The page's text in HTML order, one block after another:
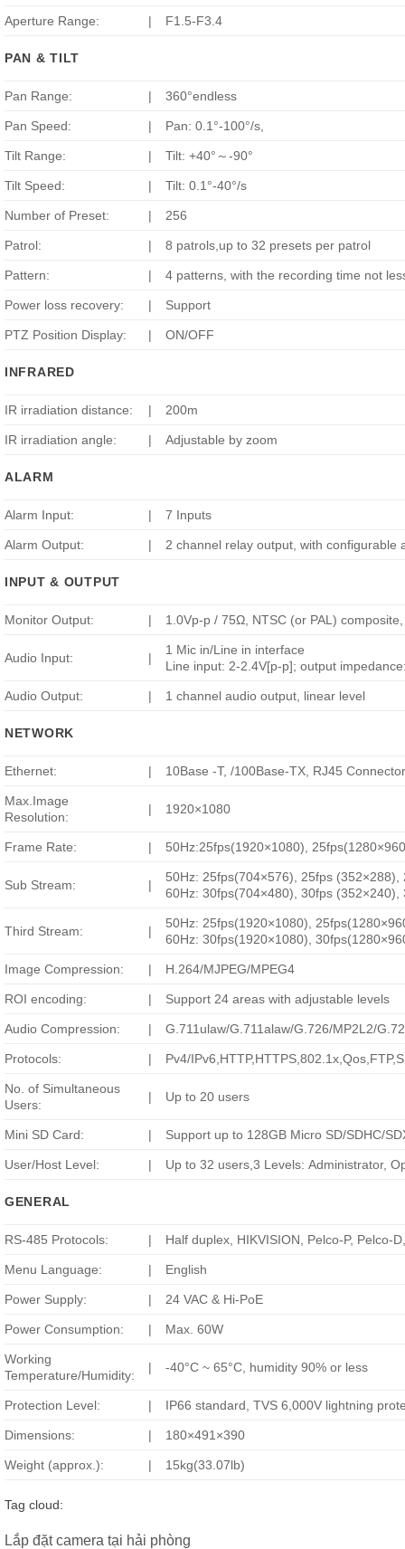
Aperture Range: | F1.5-F3.4
PAN & TILT
Pan Range: | 360°endless
Pan Speed: | Pan: 0.1°-100°/s,
Tilt Range: | Tilt: +40°～-90°
Tilt Speed: | Tilt: 0.1°-40°/s
Number of Preset: | 256
Patrol: | 8 patrols,up to 32 presets per patrol
Pattern: | 4 patterns, with the recording time not
Power loss recovery: | Support
PTZ Position Display: | ON/OFF
INFRARED
IR irradiation distance: | 200m
IR irradiation angle: | Adjustable by zoom
ALARM
Alarm Input: | 7 Inputs
Alarm Output: | 2 channel relay output, with configurable
INPUT & OUTPUT
Monitor Output: | 1.0Vp-p / 75Ω, NTSC (or PAL)
Audio Input: |
1 Mic in/Line in interface
Line input: 2-2.4V[p-p]; output
Audio Output: | 1 channel audio output, linear level
NETWORK
Ethernet: | 10Base -T, /100Base-TX, RJ45
Max.Image
Resolution:
| 1920×1080
Frame Rate: | 50Hz:25fps(1920×1080),
Sub Stream: |
50Hz: 25fps(704×576), 25fps (352×288),
60Hz: 30fps(704×480), 30fps (352×240),
Third Stream: |
50Hz: 25fps(1920×1080),
60Hz: 30fps(1920×1080),
Image Compression: | H.264/MJPEG/MPEG4
ROI encoding: | Support 24 areas with adjustable levels
Audio Compression: | G.711ulaw/G.711alaw/G.726/MP2L2/
Protocols: | Pv4/
No. of Simultaneous
Users:
| Up to 20 users
Mini SD Card: | Support up to 128GB Micro SD/SDHC/
User/Host Level: | Up to 32 users,3 Levels: Administrator,
GENERAL
RS-485 Protocols: | Half duplex, HIKVISION, Pelco-P, Pelco-
Menu Language: | English
Power Supply: | 24 VAC & Hi-PoE
Power Consumption: | Max. 60W
Working
Temperature/Humidity:
| -40°C ~ 65°C, humidity 90% or less
Protection Level: | IP66 standard, TVS 6,000V lightning
Dimensions: | 180×491×390
Weight (approx.): | 15kg(33.07lb)
Tag cloud:
Lắp đặt camera tại hải phòng